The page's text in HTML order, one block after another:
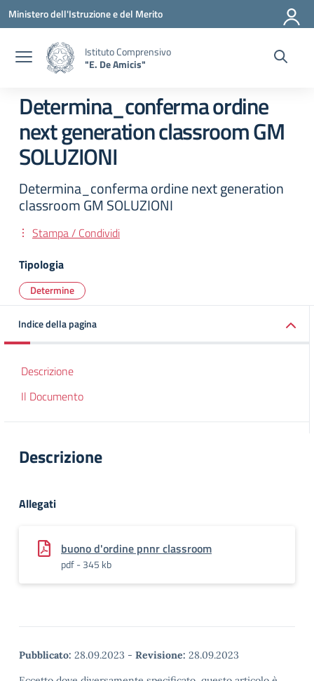
Vai ai contenuti
Vai al menu di navigazione
Vai al footer
Ministero dell'Istruzione e del Merito
Istituto Comprensivo
"E. De Amicis"
Determina_conferma ordine
next generation classroom GM
SOLUZIONI
Determina_conferma ordine next generation
classroom GM SOLUZIONI
Stampa / Condividi
Tipologia
Determine
Indice della pagina
Descrizione
Il Documento
Descrizione
Allegati
buono d'ordine pnnr classroom
pdf - 345 kb
Pubblicato: 28.09.2023 - Revisione: 28.09.2023